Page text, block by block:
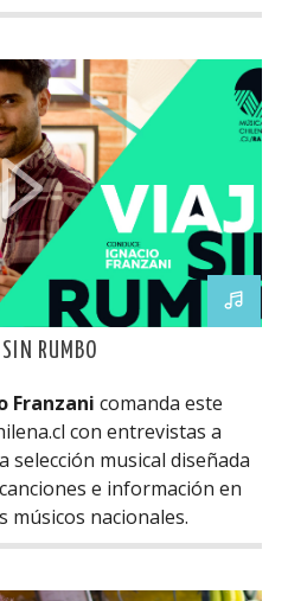
RUMBO
Franzani comanda este
con entrevistas a
selección musical diseñada
e información en
nacionales.